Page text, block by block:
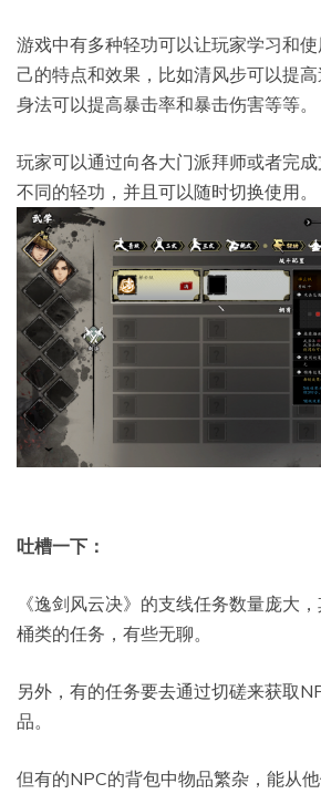
游戏中有多种轻功可以让玩家学习和
己的特点和效果，比如清风步可以提
身法可以提高暴击率和暴击伤害等等。
玩家可以通过向各大门派拜师或者完
不同的轻功，并且可以随时切换使用。
吐槽一下：
《逸剑风云决》的支线任务数量庞大
桶类的任务，有些无聊。
另外，有的任务要去通过切磋来获取
品。
但有的NPC的背包中物品繁杂，能从